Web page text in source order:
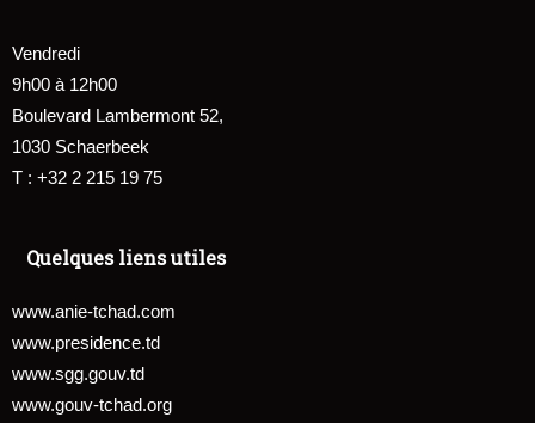
Vendredi
9h00 à 12h00
Boulevard Lambermont 52,
1030 Schaerbeek
T : +32 2 215 19 75
Quelques liens utiles
www.anie-tchad.com
www.presidence.td
www.sgg.gouv.td
www.gouv-tchad.org